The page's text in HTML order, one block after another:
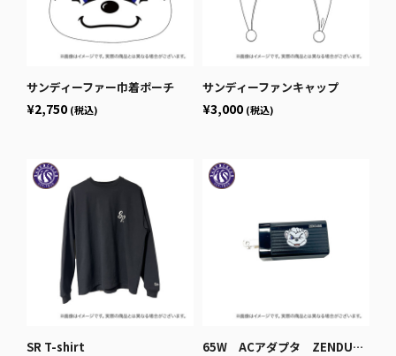
サンディーファー巾着ポーチ
¥2,750 (税込)
サンディーファンキャップ
¥3,000 (税込)
SR T-shirt 65W ACアダプタ ZENDURE SuperPort_S3